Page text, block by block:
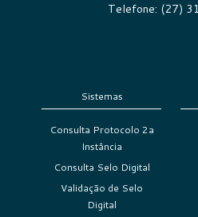
Telefone: (27)
Sistemas
Consulta Protocolo 2a
Instância
Consulta Selo Digital
Validação de Selo
Digital